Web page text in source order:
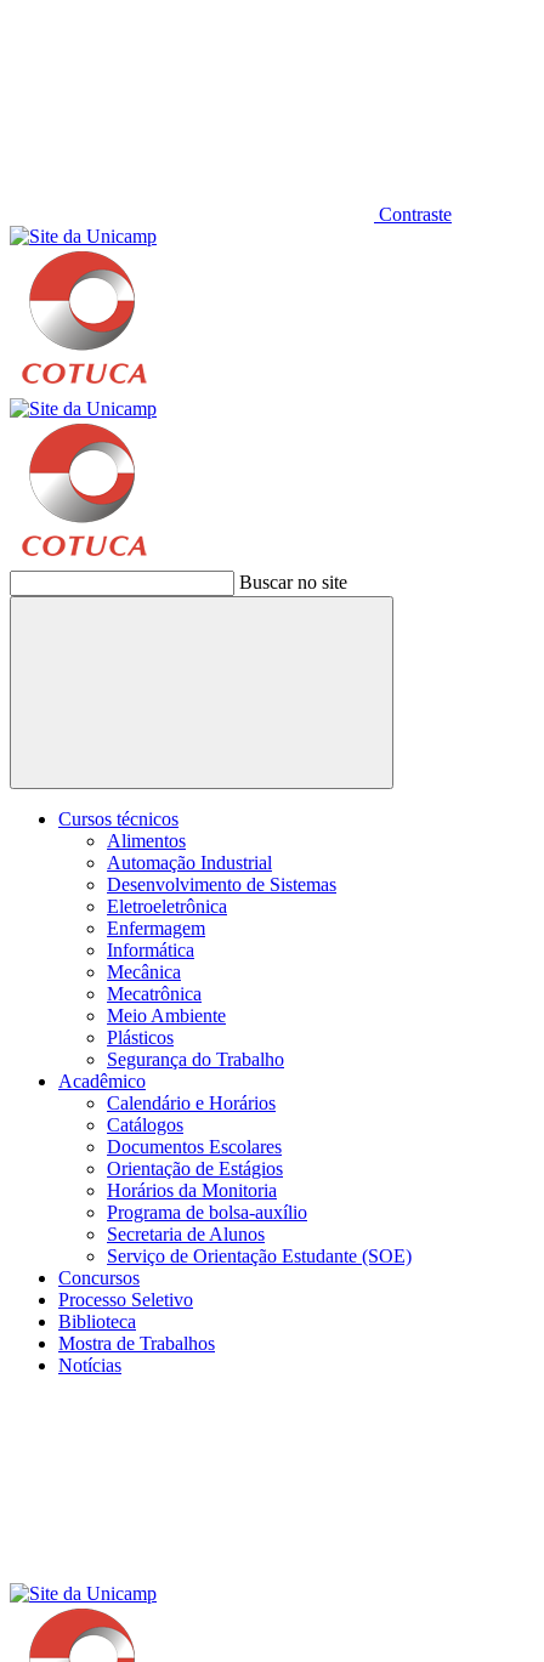
Contraste
Buscar no site
Buscar
Cursos técnicos
Alimentos
Automação Industrial
Desenvolvimento de Sistemas
Eletroeletrônica
Enfermagem
Informática
Mecânica
Mecatrônica
Meio Ambiente
Plásticos
Segurança do Trabalho
Acadêmico
Calendário e Horários
Catálogos
Documentos Escolares
Orientação de Estágios
Horários da Monitoria
Programa de bolsa-auxílio
Secretaria de Alunos
Serviço de Orientação Estudante (SOE)
Concursos
Processo Seletivo
Biblioteca
Mostra de Trabalhos
Notícias